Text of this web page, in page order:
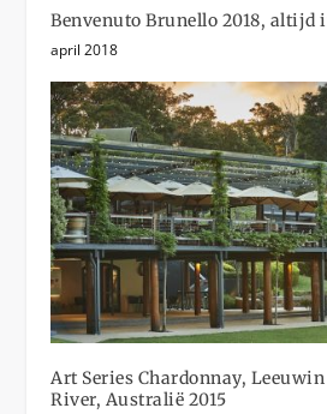
Benvenuto Brunello 2018, altijd
april 2018
Art Series Chardonnay,
River, Australië 2015